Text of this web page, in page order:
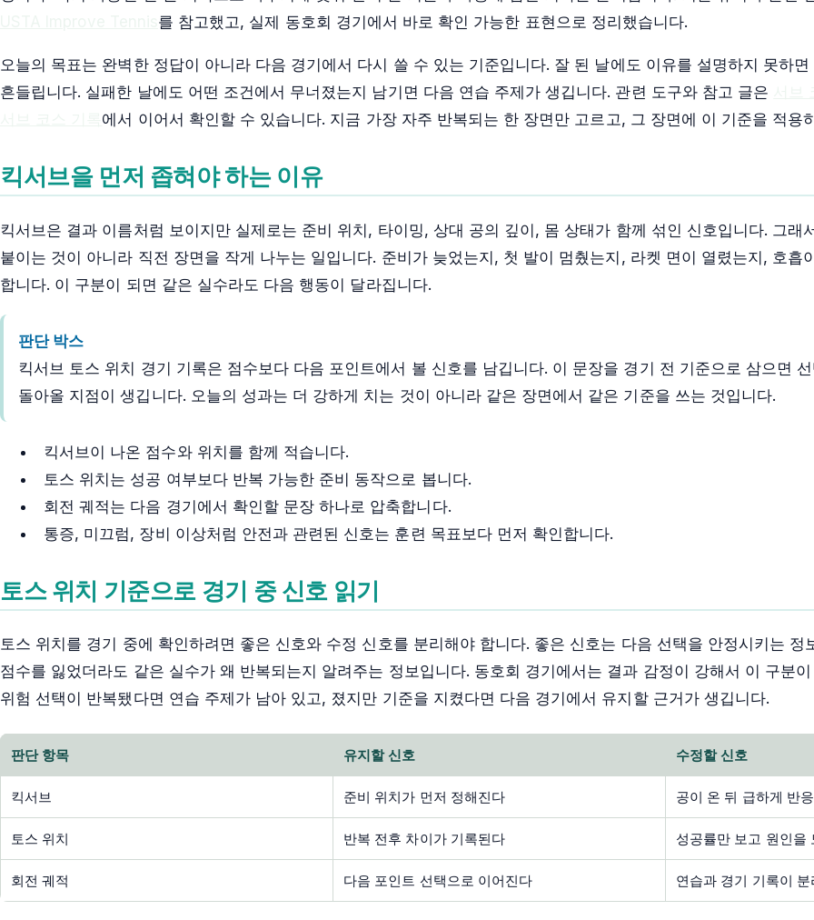
를 참고했고, 실제 동호회 경기에서 바로 확인 가능한 표현으로 정리했습니다.
오늘의 목표는 완벽한 정답이 아니라 다음 경기에서 다시 쓸 수 있는 기준입니다. 잘 된 날에도 이유를 설명하지 못하
흔들립니다. 실패한 날에도 어떤 조건에서 무너졌는지 남기면 다음 연습 주제가 생깁니다. 관련 도구와 참고 글은
에서 이어서 확인할 수 있습니다. 지금 가장 자주 반복되는 한 장면만 고르고, 그 장면에 이 기준을 적용
킥서브을 먼저 좁혀야 하는 이유
킥서브은 결과 이름처럼 보이지만 실제로는 준비 위치, 타이밍, 상대 공의 깊이, 몸 상태가 함께 섞인 신호입니다. 그래
붙이는 것이 아니라 직전 장면을 작게 나누는 일입니다. 준비가 늦었는지, 첫 발이 멈췄는지, 라켓 면이 열렸는지, 호흡
합니다. 이 구분이 되면 같은 실수라도 다음 행동이 달라집니다.
판단 박스
킥서브 토스 위치 경기 기록은 점수보다 다음 포인트에서 볼 신호를 남깁니다. 이 문장을 경기 전 기준으로 삼으면
돌아올 지점이 생깁니다. 오늘의 성과는 더 강하게 치는 것이 아니라 같은 장면에서 같은 기준을 쓰는 것입니다.
킥서브이 나온 점수와 위치를 함께 적습니다.
토스 위치는 성공 여부보다 반복 가능한 준비 동작으로 봅니다.
회전 궤적는 다음 경기에서 확인할 문장 하나로 압축합니다.
통증, 미끄럼, 장비 이상처럼 안전과 관련된 신호는 훈련 목표보다 먼저 확인합니다.
토스 위치 기준으로 경기 중 신호 읽기
토스 위치를 경기 중에 확인하려면 좋은 신호와 수정 신호를 분리해야 합니다. 좋은 신호는 다음 선택을 안정시키는 정
점수를 잃었더라도 같은 실수가 왜 반복되는지 알려주는 정보입니다. 동호회 경기에서는 결과 감정이 강해서 이 구분
위험 선택이 반복됐다면 연습 주제가 남아 있고, 졌지만 기준을 지켰다면 다음 경기에서 유지할 근거가 생깁니다.
판단 항목 유지할 신호 수정할 신호
킥서브 준비 위치가 먼저 정해진다 공이 온 뒤 급하게 반
토스 위치 반복 전후 차이가 기록된다 성공률만 보고 원인을
회전 궤적 다음 포인트 선택으로 이어진다 연습과 경기 기록이